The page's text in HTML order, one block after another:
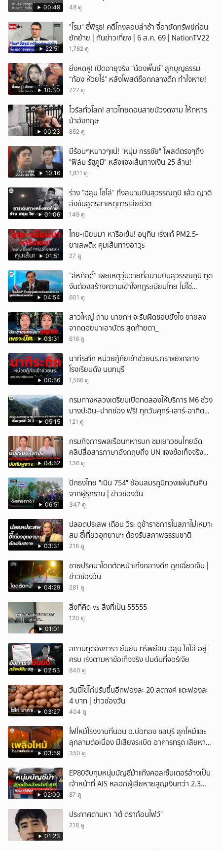
00:49 48 ดู
22:51
"โรม" ชี้พิรุธ! คดีโกงสอบล่าช้า จี้อายัดทรัพย์ก่อน
ยักย้าย | ทันข่าวเที่ยง | 6 ส.ค. 69 | NationTV22
1,782 ดู
10:30
ยิ่งหดหู่! เปิดอายุจริง “น้องพั๊นซ์“ ลูกบุญธรรม
“ก้อง ห้วยไร่” หลังโพสต์ช็อกกลางดึก ทำใจหาย!
727 ดู
00:23
ไวรัลทั่วโลก! สาวไทยถอนสายบัวงดงาม ให้ทหาร
ม้าอังกฤษ
852 ดู
10:16
มีร้อนๆหนาวๆแน่! "หนุ่ม กรรชัย" โพสต์ตรงๆถึง
"ฟิล์ม รัฐภูมิ" หลังแจงเส้นทางเงิน 25 ล้าน!
1,811 ดู
01:06
ร่าง “ฮลุน โซโล่” ถึงสนามบินสุวรรณภูมิ แล้ว ญาติ
ส่งชันสูตรสาเหตุการเสียชีวิต
149 ดู
01:51
ไทย-เมียนมา หารือเข้ม! อนุทิน เร่งแก้ PM2.5-
ยาเสwติx คุมเส้นทางอาวุs
27 ดู
04:54
“สีหศักดิ์” เผยเหตุวุ่นวายที่สนามบินสุวรรณภูมิ ทูต
จีนต้องสร้างความเข้าใจกฎระเบียบไทย ไม่ใช่
ปกป้องฝ่ายจีนเพียงอย่างเดียว
601 ดู
03:31
สาวใหญ่ ถาม นายกฯ จะรับผิดชอบยังไง ยายลง
จากดอยมาเอาบัตร สุดท้ายตา_
616 ดู
00:56
นาทีระทึก หน่วยกู้ภัยเข้าช่วยนร.กราxยิxกลาง
โรงเรียนดัง นนทบุรี
1,566 ดู
05:15
กรมทางหลวงเตรียมเปิดทดลองให้บริการ M6 ช่วง
บางปะอิน–ปากช่อง ฟรี! ทุกวันศุกร์-เสาร์-อาทิตย์
เริ่มศุกร์ที่ 21 สิงหาคม 2569 นี้
121 ดู
04:52
กรมกิจการพลเรือนทหารบก ชมเยาวชนไทยอัด
คลิปสื่อสารภาษาอังกฤษถึง UN แจงข้อเท็จจริง
ประวัติศาสตร์มนุษยธรรมไทย
136 ดู
06:51
ปักธงไทย "เนิน 754" ย้อนสมรภูมิทวงแผ่นดินคืน
จากผู้รุกราน | ข่าวช่องวัน
347 ดู
03:31
ปลอดประสพ เตือน วีระ ดุข้าราชการในสภาไม่เหมาะ
สม ชี้เที่ยวอุทยานฯ ต้องรับสภาพธรรมชาติ
218 ดู
04:29
ชายปริศนาโดดตัดหน้าเก๋งกลางดึก ถูกเฉี่ยวเจ็บ |
ข่าวช่องวัน
281 ดู
01:01
สิ่งที่คิด vs สิ่งที่เป็น 55555
120 ดู
02:53
สถานทูตอังการา ยืนยัน ทรัพย์สิน ฮลุน โซโล่ อยู่
ครบ เร่งตามหาข้อเท็จจริง ปมดับที่จอร์เจีย
840 ดู
03:27
วันนี้ไข่ไก่ปรับขึ้นอีกฟองละ 20 สตางค์ แตะฟองละ
4 บาท | ข่าวช่องวัน
404 ดู
03:59
ไฟไหม้โรงงานที่นอน อ.บ่อทอง ชลบุรี ลุกไหม้และ
ลุกลามต่อเนื่อง มีเสียงระเบิด อาคารทรุด เสียหาย
หนัก
350 ดู
02:00
EP80จับกุมหนุ่มบัญชีม้าแก๊งคอลเซ็นเตอร์อ้างเป็น
เจ้าหน้าที่ AIS หลอกผู้เสียหายสูญเงินกว่า 2.3
ล้านบาท
87 ดู
01:23
ประกาศตามหา “เต้ ดราก้อนไฟว์”
218 ดู
ยกเลิก